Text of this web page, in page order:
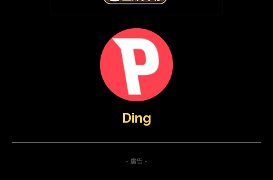
Ding
- 廣告 -